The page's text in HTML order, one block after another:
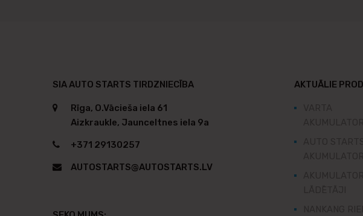
SIA AUTO STARTS TIRDZNIECĪBA
Rīga, O.Vācieša iela 61
Aizkraukle, Jaunceltnes iela 9a
+371 29130257
AUTOSTARTS@AUTOSTARTS.LV
AKTUĀLIE